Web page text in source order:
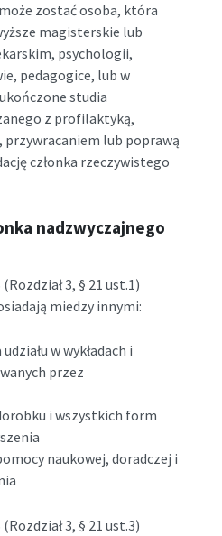
zostać osoba, która
magisterskie lub
psychologii,
pedagogice, lub w
studia
z profilaktyką,
lub poprawą
członka rzeczywistego
nadzwyczajnego
3, § 21 ust.1)
miedzy innymi:
w wykładach i
przez
i wszystkich form
naukowej, doradczej i
3, § 21 ust.3)